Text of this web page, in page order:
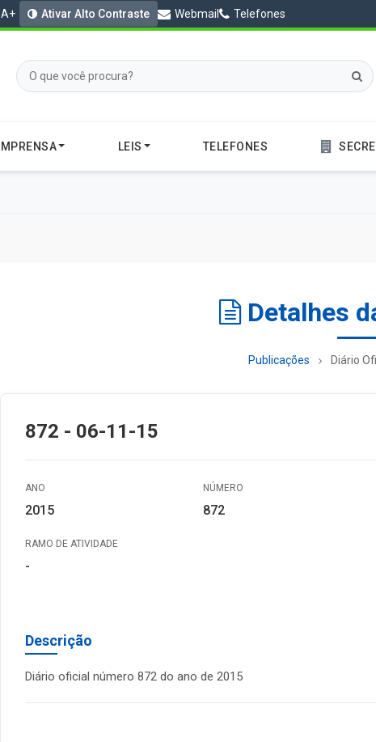
A+ Ativar Alto Contraste Webmail Telefones
IMPRENSA LEIS TELEFONES
Detalhes
Publicações Diário
872 - 06-11-15
ANO
2015
NÚMERO
872
RAMO DE ATIVIDADE
-
Descrição
Diário oficial número 872 do ano de 2015